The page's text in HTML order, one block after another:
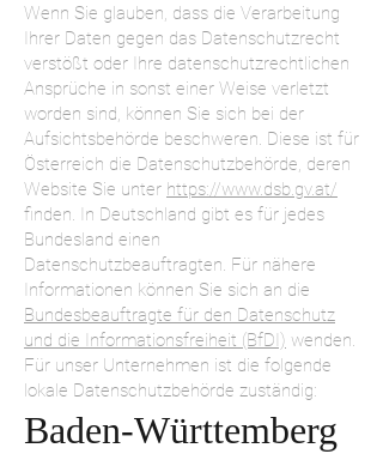
Wenn Sie glauben, dass die Verarbeitung
Ihrer Daten gegen das Datenschutzrecht
verstößt oder Ihre datenschutzrechtlichen
Ansprüche in sonst einer Weise verletzt
worden sind, können Sie sich bei der
Aufsichtsbehörde beschweren. Diese ist für
Österreich die Datenschutzbehörde, deren
Website Sie unter https://www.dsb.gv.at/
finden. In Deutschland gibt es für jedes
Bundesland einen
Datenschutzbeauftragten. Für nähere
Informationen können Sie sich an die
Bundesbeauftragte für den Datenschutz
und die Informationsfreiheit (BfDI) wenden.
Für unser Unternehmen ist die folgende
lokale Datenschutzbehörde zuständig:
Baden-Württemberg